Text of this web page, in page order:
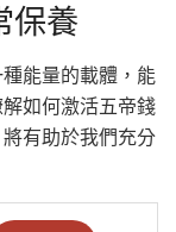
保養
能量的載體，能
如何激活五帝錢
有助於我們充分